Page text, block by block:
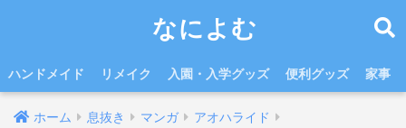
なによむ
ハンドメイド リメイク 入園・入学グッズ 便利グッズ 家事
ホーム 息抜き マンガ アオハライド